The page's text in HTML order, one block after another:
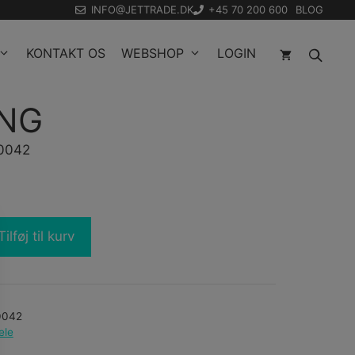
+45 70 200 600
INFO@JETTRADE.DK BLOG
KONTAKT OS WEBSHOP
LOGIN
til kurv